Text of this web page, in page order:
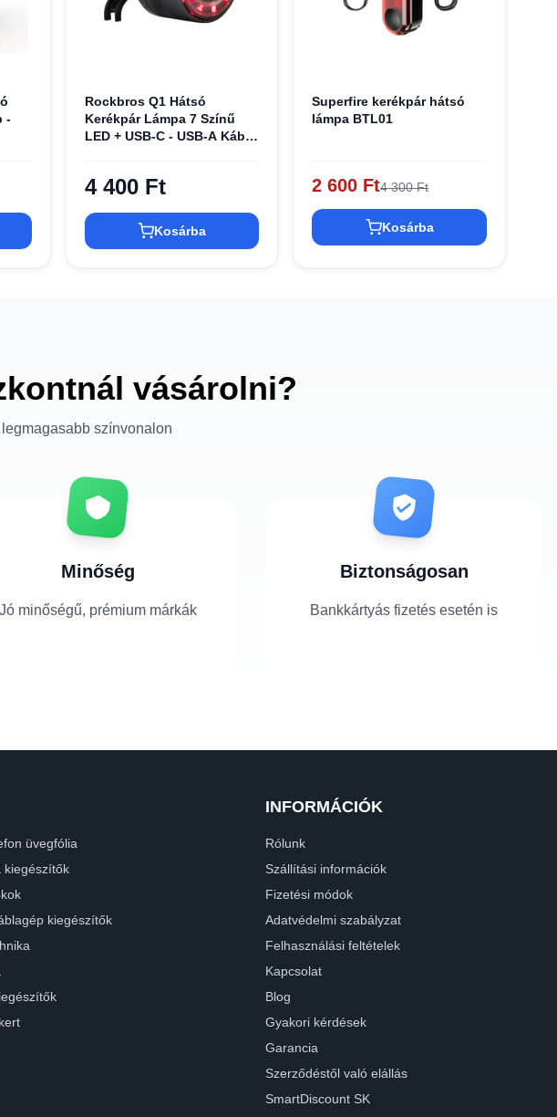
-
Rockbros Q1 Hátsó
Kerékpár Lámpa 7 Színű
LED + USB-C - USB-A Kábel
4 400 Ft
Kosárba
Superfire kerékpár hátsó
lámpa BTL01
2 600 Ft4 300 Ft
Kosárba
vásárolni?
színvonalon
Minőség
Jó minőségű, prémium márkák
Biztonságosan
Bankkártyás fizetés esetén is
üvegfólia
kiegészítők
kiegészítők
INFORMÁCIÓK
Rólunk
Szállítási információk
Fizetési módok
Adatvédelmi szabályzat
Felhasználási feltételek
Kapcsolat
Blog
Gyakori kérdések
Garancia
Szerződéstől való elállás
SmartDiscount SK